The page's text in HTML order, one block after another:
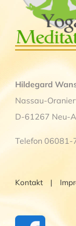
Hildegard
Nassau-
D-61267 Neu-
Telefon 06081-
Kontakt